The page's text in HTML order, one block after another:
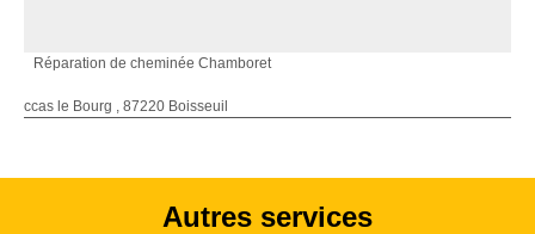
Réparation de cheminée Chamboret
ccas le Bourg , 87220 Boisseuil
Autres services